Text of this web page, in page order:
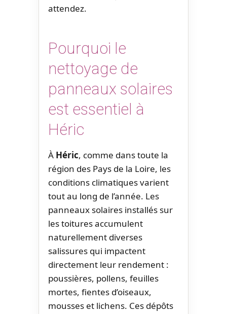
attendez.
Pourquoi le
nettoyage de
panneaux solaires
est essentiel à
Héric
À Héric, comme dans toute la
région des Pays de la Loire, les
conditions climatiques varient
tout au long de l’année. Les
panneaux solaires installés sur
les toitures accumulent
naturellement diverses
salissures qui impactent
directement leur rendement :
poussières, pollens, feuilles
mortes, fientes d’oiseaux,
mousses et lichens. Ces dépôts